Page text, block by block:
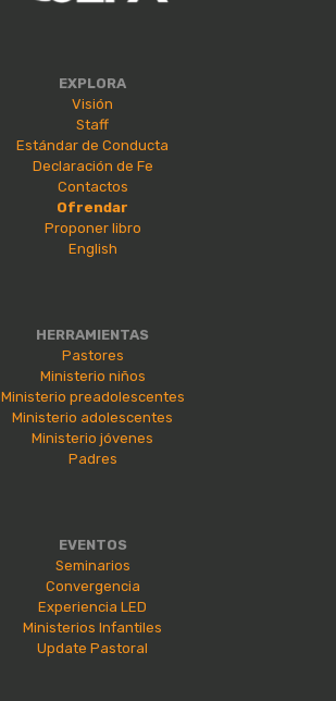
EXPLORA
Visión
Staff
Estándar de Conducta
Declaración de Fe
Contactos
Ofrendar
Proponer libro
English
HERRAMIENTAS
Pastores
Ministerio niños
Ministerio preadolescentes
Ministerio adolescentes
Ministerio jóvenes
Padres
EVENTOS
Seminarios
Convergencia
Experiencia LED
Ministerios Infantiles
Update Pastoral